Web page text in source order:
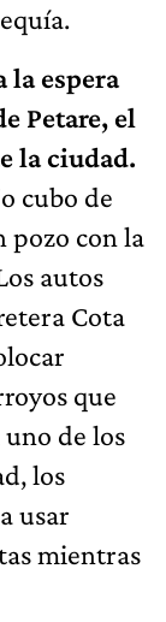
la espera
Petare, el
la ciudad.
cubo de
pozo con la
autos
Cota
que
de los
los
usar
mientras